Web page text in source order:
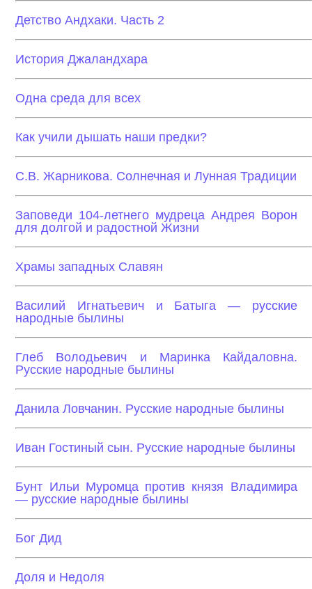
Детство Андхаки. Часть 2
История Джаландхара
Одна среда для всех
Как учили дышать наши предки?
С.В. Жарникова. Солнечная и Лунная Традиции
Заповеди 104-летнего мудреца Андрея Ворон
для долгой и радостной Жизни
Храмы западных Славян
Василий Игнатьевич и Батыга — русские
народные былины
Глеб Володьевич и Маринка Кайдаловна.
Русские народные былины
Данила Ловчанин. Русские народные былины
Иван Гостиный сын. Русские народные былины
Бунт Ильи Муромца против князя Владимира
— русские народные былины
Бог Дид
Доля и Недоля